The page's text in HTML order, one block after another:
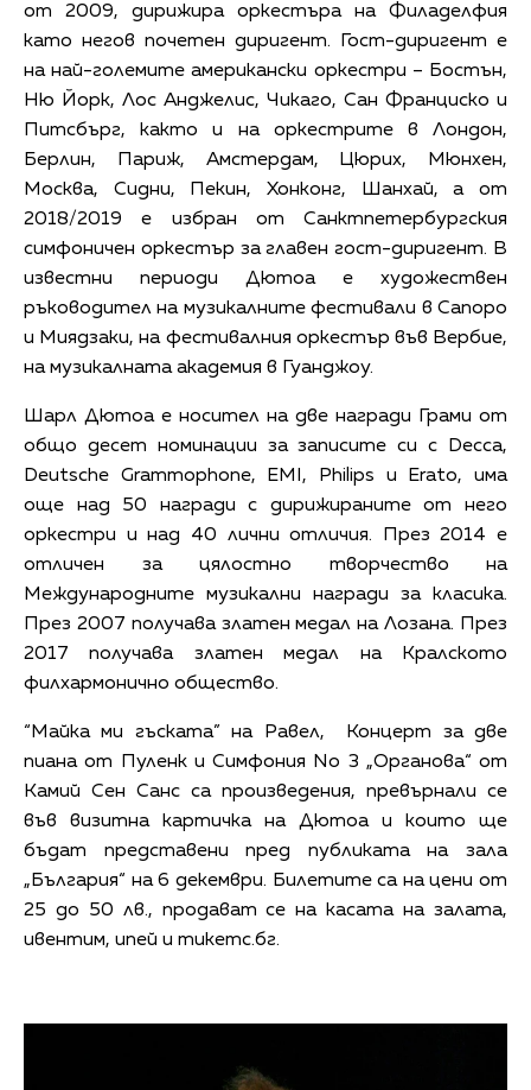
от 2009, дирижира оркестъра на Филаделфия
като негов почетен диригент. Гост-диригент е
на най-големите американски оркестри – Бостън,
Ню Йорк, Лос Анджелис, Чикаго, Сан Франциско и
Питсбърг, както и на оркестрите в Лондон,
Берлин, Париж, Амстердам, Цюрих, Мюнхен,
Москва, Сидни, Пекин, Хонконг, Шанхай, а от
2018/2019 е избран от Санктпетербургския
симфоничен оркестър за главен гост-диригент. В
известни периоди Дютоа е художествен
ръководител на музикалните фестивали в Сапоро
и Миядзаки, на фестивалния оркестър във Вербие,
на музикалната академия в Гуанджоу.
Шарл Дютоа е носител на две награди Грами от
общо десет номинации за записите си с Decca,
Deutsche Grammophone, EMI, Philips и Erato, има
още над 50 награди с дирижираните от него
оркестри и над 40 лични отличия. През 2014 е
отличен за цялостно творчество на
Международните музикални награди за класика.
През 2007 получава златен медал на Лозана. През
2017 получава златен медал на Кралското
филхармонично общество.
“Майка ми гъската” на Равел, Концерт за две
пиана от Пуленк и Симфония No 3 „Органова“ от
Камий Сен Санс са произведения, превърнали се
във визитна картичка на Дютоа и които ще
бъдат представени пред публиката на зала
„България“ на 6 декември. Билетите са на цени от
25 до 50 лв., продават се на касата на залата,
ивентим, ипей и тикетс.бг.